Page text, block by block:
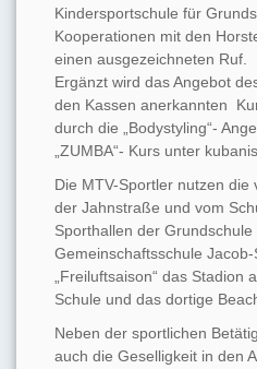
Kindersportschule für
Kooperationen mit den
einen ausgezeichneten Ruf.
Ergänzt wird das Angebot
den Kassen anerkannten
durch die „Bodystyling“-
„ZUMBA“- Kurs unter
Die MTV-Sportler nutzen
der Jahnstraße und vom
Sporthallen der Grundschule
Gemeinschaftsschule
„Freiluftsaison“ das Stadion
Schule und das dortige
Neben der sportlichen
auch die Geselligkeit in den